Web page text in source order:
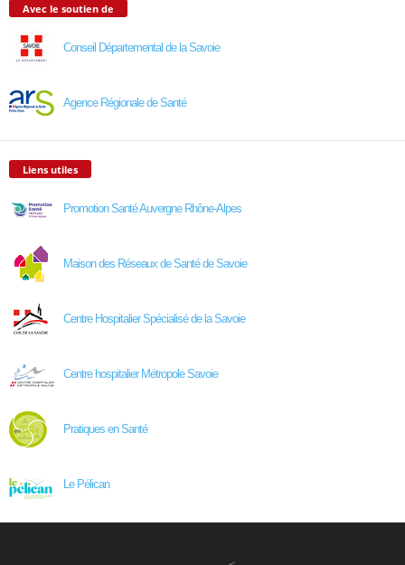
Avec le soutien de
Conseil Départemental de la Savoie
Agence Régionale de Santé
Liens utiles
Promotion Santé Auvergne Rhône-Alpes
Maison des Réseaux de Santé de Savoie
Centre Hospitalier Spécialisé de la Savoie
Centre hospitalier Métropole Savoie
Pratiques en Santé
Le Pélican